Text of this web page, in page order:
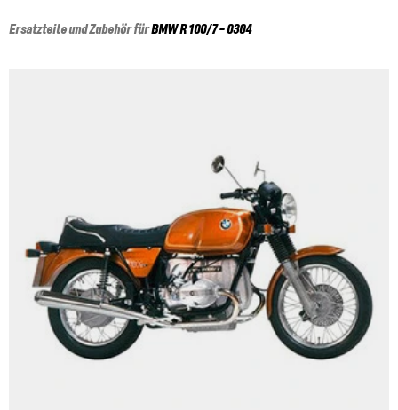
Ersatzteile und Zubehör fürBMWR 100/7 - 0304